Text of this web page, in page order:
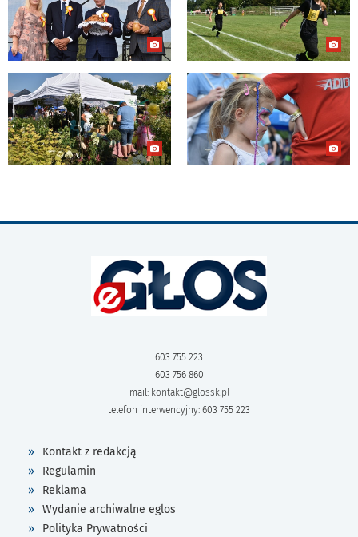
603 755 223
603 756 860
mail: kontakt@glossk.pl
telefon interwencyjny: 603 755 223
Kontakt z redakcją
Regulamin
Reklama
Wydanie archiwalne eglos
Polityka Prywatności